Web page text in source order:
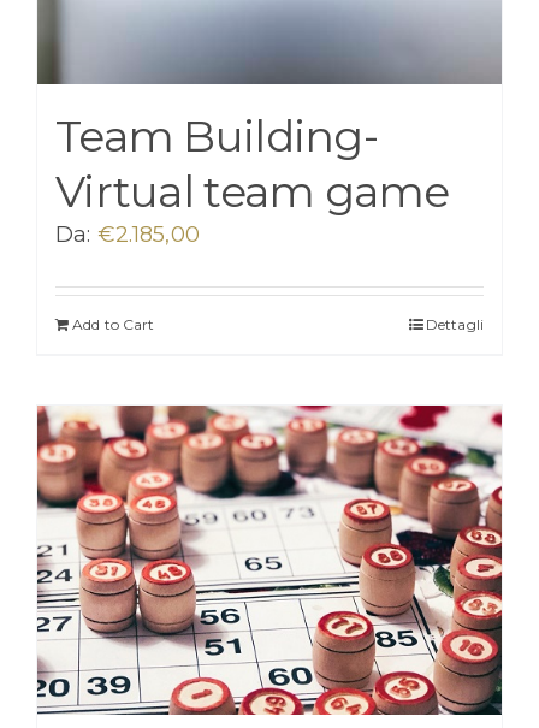
Team Building-
Virtual team game
Da: €2.185,00
Add to Cart Dettagli